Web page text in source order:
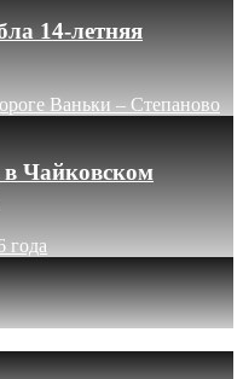
14-летняя
Ваньки – Степаново
Чайковском
года